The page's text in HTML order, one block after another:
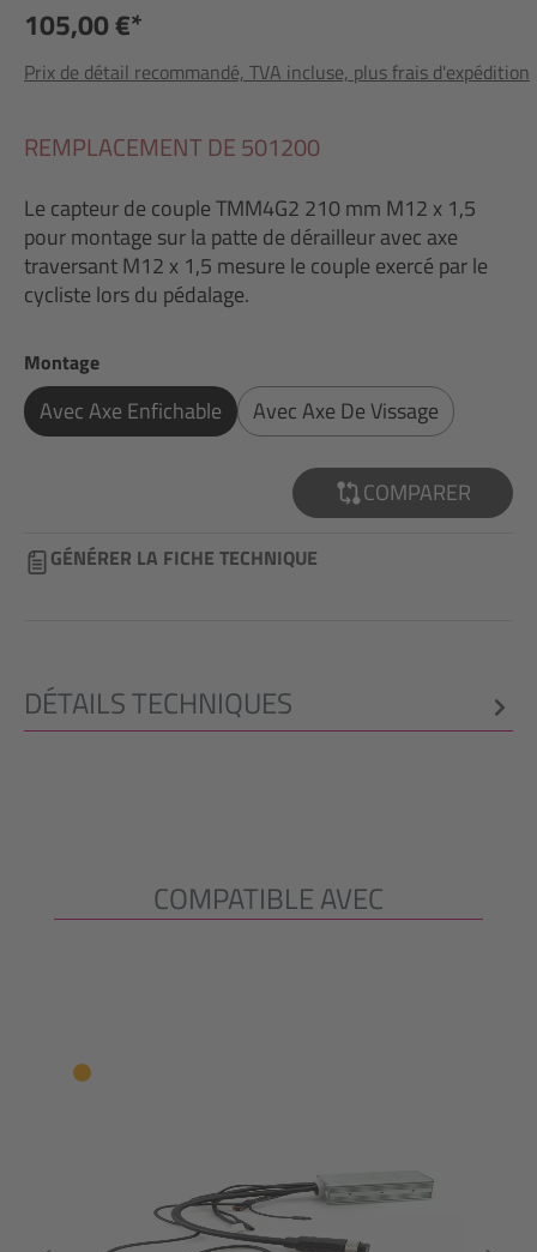
105,00 €*
Prix de détail recommandé, TVA incluse, plus frais d'expédition
REMPLACEMENT DE 501200
Le capteur de couple TMM4G2 210 mm M12 x 1,5
pour montage sur la patte de dérailleur avec axe
traversant M12 x 1,5 mesure le couple exercé par le
cycliste lors du pédalage.
Sélectionnez
Montage
Avec Axe Enfichable Avec Axe De Vissage
COMPARER
GÉNÉRER LA FICHE TECHNIQUE
DÉTAILS TECHNIQUES
Ignorer la galerie de produits
COMPATIBLE AVEC